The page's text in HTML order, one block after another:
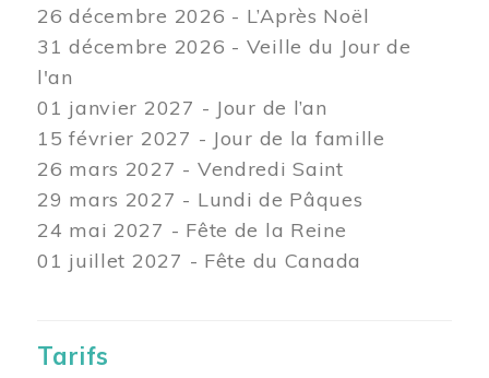
26 décembre 2026 - L’Après Noël
31 décembre 2026 - Veille du Jour de
l'an
01 janvier 2027 - Jour de l’an
15 février 2027 - Jour de la famille
26 mars 2027 - Vendredi Saint
29 mars 2027 - Lundi de Pâques
24 mai 2027 - Fête de la Reine
01 juillet 2027 - Fête du Canada
Tarifs